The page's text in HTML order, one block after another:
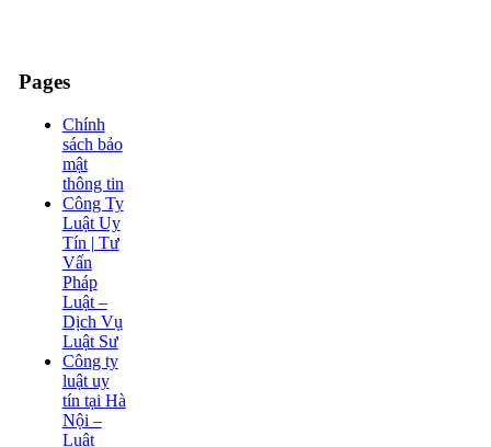
Pages
Chính
sách bảo
mật
thông tin
Công Ty
Luật Uy
Tín | Tư
Vấn
Pháp
Luật –
Dịch Vụ
Luật Sư
Công ty
luật uy
tín tại Hà
Nội –
Luật